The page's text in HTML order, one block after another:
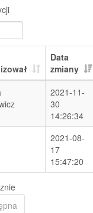
Data
zmiany
2021-11-
30
14:26:34
2021-08-
17
15:47:20